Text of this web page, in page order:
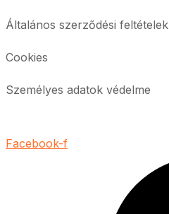
Általános szerződési feltételek
Cookies
Személyes adatok védelme
Facebook-f